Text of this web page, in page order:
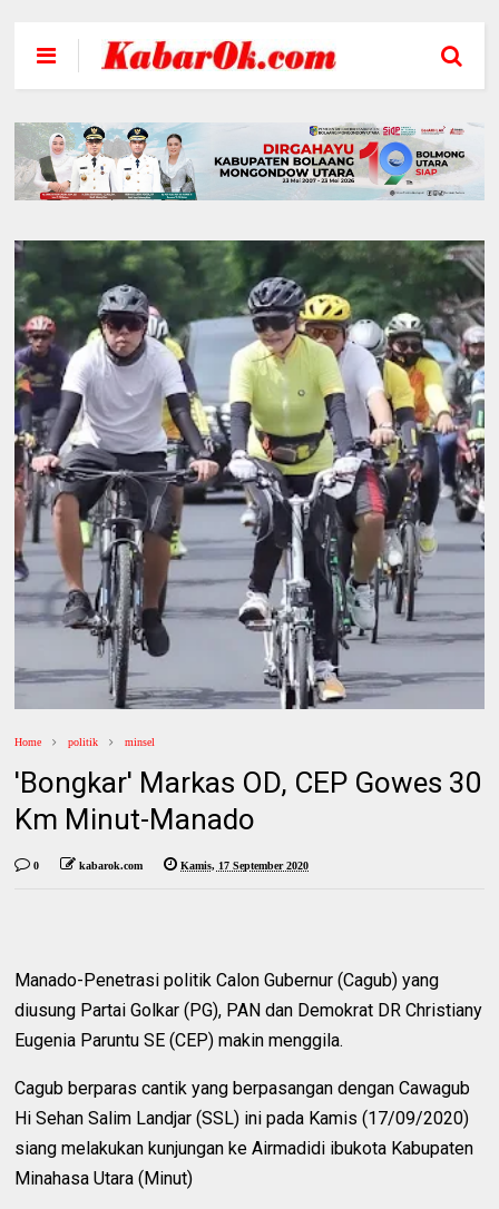
Home politik minsel
'Bongkar' Markas OD, CEP Gowes 30
Km Minut-Manado
0 kabarok.com Kamis, 17 September 2020
Manado-Penetrasi politik Calon Gubernur (Cagub) yang
diusung Partai Golkar (PG), PAN dan Demokrat DR Christiany
Eugenia Paruntu SE (CEP) makin menggila.
Cagub berparas cantik yang berpasangan dengan Cawagub
Hi Sehan Salim Landjar (SSL) ini pada Kamis (17/09/2020)
siang melakukan kunjungan ke Airmadidi ibukota Kabupaten
Minahasa Utara (Minut)